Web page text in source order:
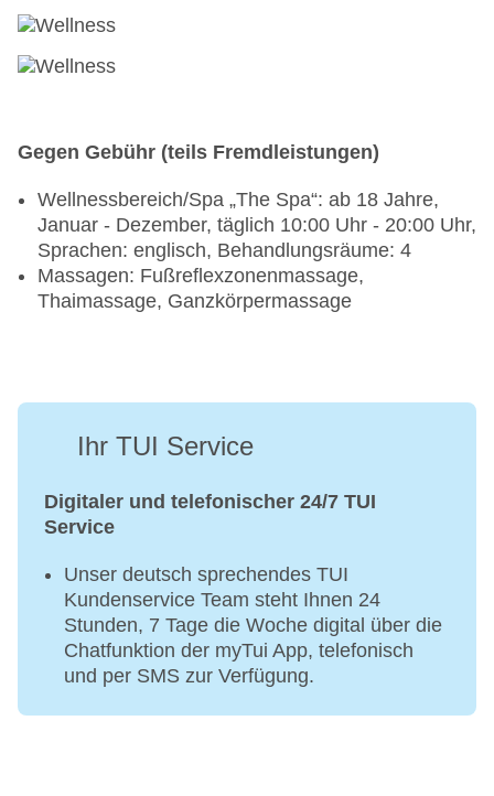
Gegen Gebühr (teils Fremdleistungen)
Wellnessbereich/Spa „The Spa“: ab 18 Jahre,
Januar - Dezember, täglich 10:00 Uhr - 20:00 Uhr,
Sprachen: englisch, Behandlungsräume: 4
Massagen: Fußreflexzonenmassage,
Thaimassage, Ganzkörpermassage
Ihr TUI Service
Digitaler und telefonischer 24/7 TUI
Service
Unser deutsch sprechendes TUI
Kundenservice Team steht Ihnen 24
Stunden, 7 Tage die Woche digital über die
Chatfunktion der myTui App, telefonisch
und per SMS zur Verfügung.